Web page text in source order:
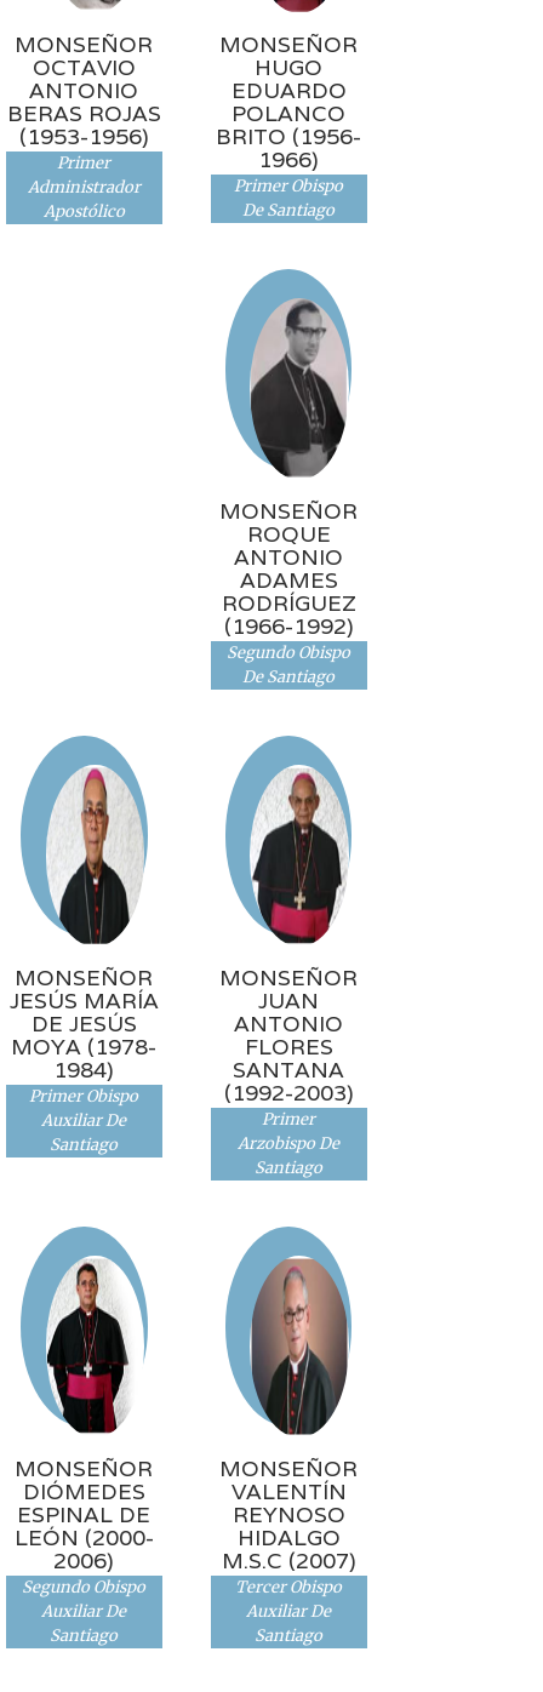
MONSEÑOR
OCTAVIO
ANTONIO
BERAS ROJAS
(1953-1956)
Primer
Administrador
Apostólico
MONSEÑOR
HUGO
EDUARDO
POLANCO
BRITO (1956-
1966)
Primer Obispo
De Santiago
MONSEÑOR
ROQUE
ANTONIO
ADAMES
RODRÍGUEZ
(1966-1992)
Segundo Obispo
De Santiago
MONSEÑOR
JESÚS MARÍA
DE JESÚS
MOYA (1978-
1984)
Primer Obispo
Auxiliar De
Santiago
MONSEÑOR
JUAN
ANTONIO
FLORES
SANTANA
(1992-2003)
Primer
Arzobispo De
Santiago
MONSEÑOR
DIÓMEDES
ESPINAL DE
LEÓN (2000-
2006)
Segundo Obispo
Auxiliar De
Santiago
MONSEÑOR
VALENTÍN
REYNOSO
HIDALGO
M.S.C (2007)
Tercer Obispo
Auxiliar De
Santiago